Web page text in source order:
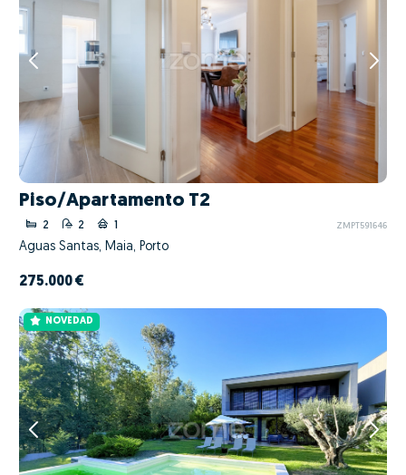
Piso/Apartamento T2
2 2 1 ZMPT591646
Águas Santas, Maia, Porto
275.000 €
NOVEDAD